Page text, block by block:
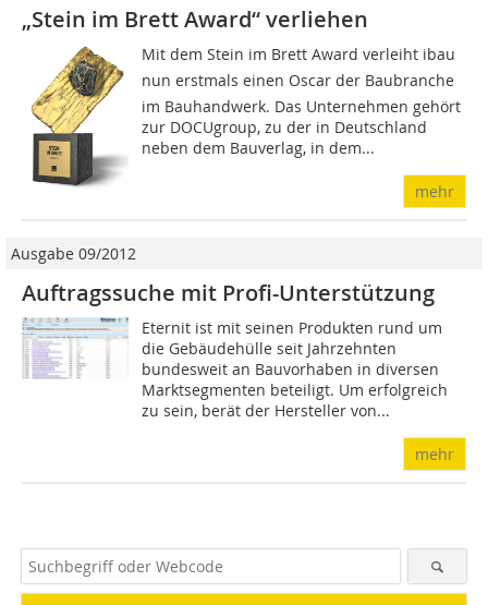
„Stein im Brett Award“ verliehen
Mit dem Stein im Brett Award verleiht ibau
nun erstmals einen Oscar der Baubranche
im Bauhandwerk. Das Unternehmen gehört
zur DOCU­group, zu der in Deutschland
neben dem Bauverlag, in dem...
mehr
Ausgabe 09/2012
Auftragssuche mit Profi-Unterstützung
Eternit ist mit seinen Produkten rund um
die Gebäudehülle seit Jahrzehnten
bundesweit an Bauvorhaben in diversen
Marktsegmenten beteiligt. Um erfolgreich
zu sein, berät der Hersteller von...
mehr